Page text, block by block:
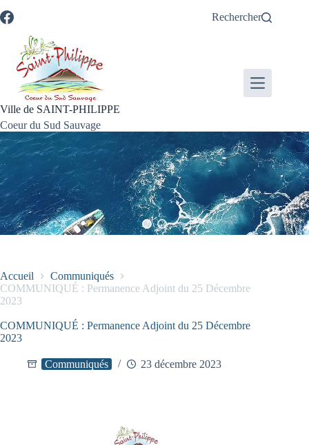
au
au
à
recherche
au
Rechercher
Ville de SAINT-PHILIPPE
Coeur du Sud Sauvage
Accueil
Communiqués
COMMUNIQUÉ : Permanence Adjoint du 25 Décembre
2023
COMMUNIQUÉ : Permanence Adjoint du 25 Décembre
2023
Communiqués 23 décembre 2023